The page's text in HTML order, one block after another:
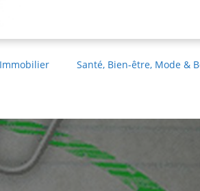
Santé, Bien-être, Mode &